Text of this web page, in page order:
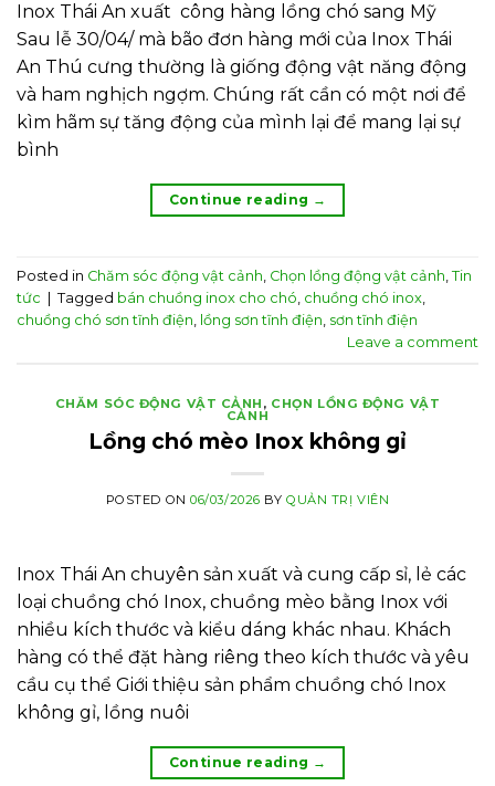
Inox Thái An xuất công hàng lồng chó sang Mỹ
Sau lễ 30/04/ mà bão đơn hàng mới của Inox Thái
An Thú cưng thường là giống động vật năng động
và ham nghịch ngợm. Chúng rất cần có một nơi để
kìm hãm sự tăng động của mình lại để mang lại sự
bình
Continue reading →
Posted in Chăm sóc động vật cảnh Chọn lồng động vật cảnh Tin
tức
Tagged bán chuồng inox cho chó chuồng chó inox
chuồng chó sơn tĩnh điện
lồng sơn tĩnh điện sơn tĩnh điện
Leave a comment
CHĂM SÓC ĐỘNG VẬT CẢNH , CHỌN LỒNG ĐỘNG VẬT
CẢNH
Lồng chó mèo Inox không gỉ
POSTED ON06/03/2026 BYQUẢN TRỊ VIÊN
Inox Thái An chuyên sản xuất và cung cấp sỉ, lẻ các
loại chuồng chó Inox, chuồng mèo bằng Inox với
nhiều kích thước và kiểu dáng khác nhau. Khách
hàng có thể đặt hàng riêng theo kích thước và yêu
cầu cụ thể Giới thiệu sản phẩm chuồng chó Inox
không gỉ, lồng nuôi
Continue reading →